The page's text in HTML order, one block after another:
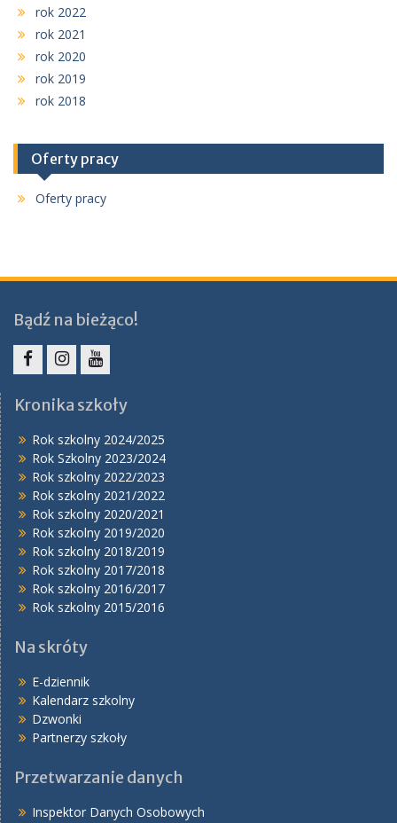
rok 2022
rok 2021
rok 2020
rok 2019
rok 2018
Oferty pracy
Oferty pracy
Bądź na bieżąco!
Kronika szkoły
Rok szkolny 2024/2025
Rok Szkolny 2023/2024
Rok szkolny 2022/2023
Rok szkolny 2021/2022
Rok szkolny 2020/2021
Rok szkolny 2019/2020
Rok szkolny 2018/2019
Rok szkolny 2017/2018
Rok szkolny 2016/2017
Rok szkolny 2015/2016
Na skróty
E-dziennik
Kalendarz szkolny
Dzwonki
Partnerzy szkoły
Przetwarzanie danych
Inspektor Danych Osobowych